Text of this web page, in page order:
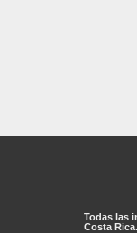
Todas las
Costa